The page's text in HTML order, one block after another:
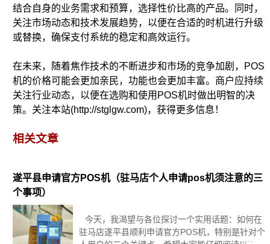
结合自身的业务需求和预算，选择性价比高的产品。同时，
关注市场动态和技术发展趋势，以便在合适的时机进行升级
或替换，确保支付系统的稳定和高效运行。
在未来，随着焦作技术的不断进步和市场的竞争加剧，POS
机的价格可能会更加亲民，功能也会更加丰富。商户应持续
关注行业动态，以便在选购和使用POS机时做出明智的决
策。关注本站(http://stglgw.com)，获得更多信息！
相关文章
遂平县申请官方POS机（驻马店个人申请pos机须注意的三
个事项）
今天，我渴望与各位探讨一个实用话题：如何在
驻马店遂平县顺利申请官方POS机，特别是针对个